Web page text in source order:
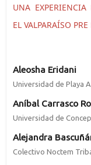
UNA
EL VALPARAÍSO PRE
Aleosha Eridani
Universidad de Playa
Aníbal Carrasco
Universidad de
Alejandra
Colectivo Noctem